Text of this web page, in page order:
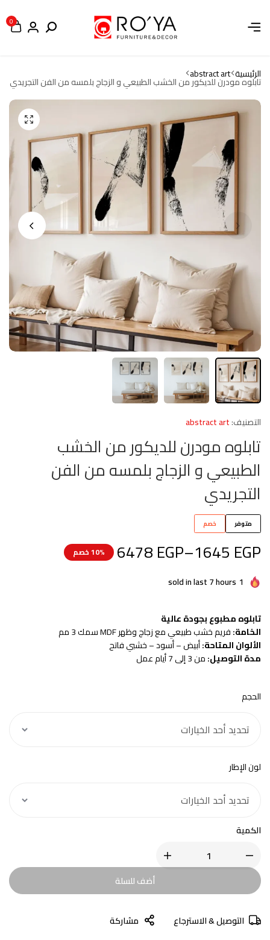
0
الرئيسية abstract art
تابلوه مودرن للديكور من الخشب الطبيعي و الزجاج بلمسه من الفن التجريدي
التصنيف:abstract art
تابلوه مودرن للديكور من الخشب
الطبيعي و الزجاج بلمسه من الفن
التجريدي
متوفر خصم
1645 EGP
–
6478EGP 10% خصم
1
sold in last 7 hours
تابلوه مطبوع بجودة عالية
الخامة:فريم خشب طبيعي مع زجاج وظهر MDF سمك 3 مم
الألوان المتاحة:أبيض – أسود – خشبي فاتح
مدة التوصيل:من 3 إلى 7 أيام عمل
الحجم
لون الإطار
الكمية
أضف للسلة
التوصيل & الاسترجاع
مشاركة